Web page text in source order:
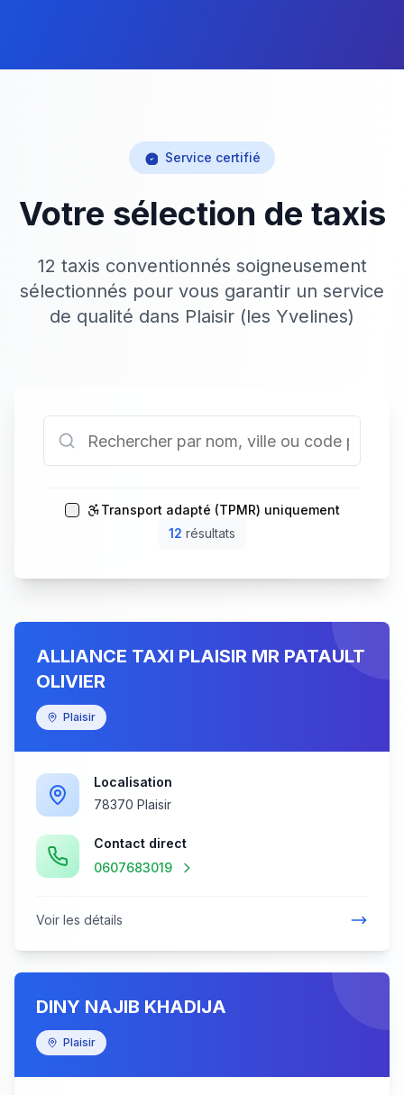
Service certifié
Votre sélection de taxis
12 taxis conventionnés soigneusement
sélectionnés pour vous garantir un service
de qualité dans Plaisir (les Yvelines)
Transport adapté (TPMR) uniquement
12 résultats
ALLIANCE TAXI PLAISIR MR PATAULT
OLIVIER
Plaisir
Localisation
78370 Plaisir
Contact direct
0607683019
Voir les détails
DINY NAJIB KHADIJA
Plaisir